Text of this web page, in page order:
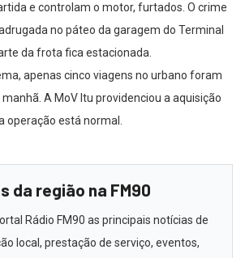
e controlam o motor, furtados. O crime
no páteo da garagem do Terminal
da frota fica estacionada.
apenas cinco viagens no urbano foram
A MoV Itu providenciou a aquisição
operação está normal.
da região na FM90
Rádio FM90 as principais notícias de
local, prestação de serviço, eventos,